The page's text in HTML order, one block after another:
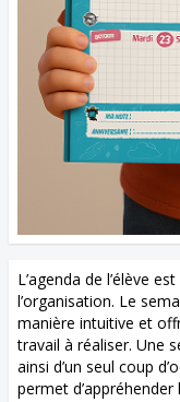
L’agenda de l’élève
l’organisation. Le
manière intuitive et
travail à réaliser. Une
ainsi d’un seul coup
permet